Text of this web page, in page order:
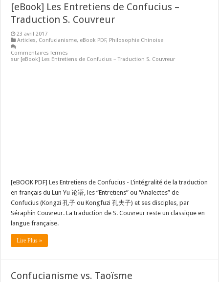
[eBook] Les Entretiens de Confucius –
Traduction S. Couvreur
23 avril 2017
Articles, Confucianisme, eBook PDF, Philosophie Chinoise
Commentaires fermés
sur [eBook] Les Entretiens de Confucius – Traduction S. Couvreur
[eBOOK PDF] Les Entretiens de Confucius - L’intégralité de la traduction
en français du Lun Yu 论语, les “Entretiens” ou “Analectes” de
Confucius (Kongzi 孔子 ou Kongfuzi 孔夫子) et ses disciples, par
Séraphin Couvreur. La traduction de S. Couvreur reste un classique en
langue française.
Lire Plus »
Confucianisme vs. Taoïsme